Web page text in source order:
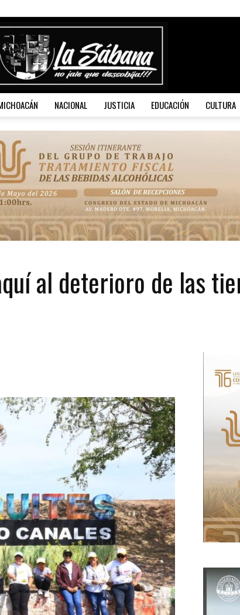
Sábana
NACIONAL JUSTICIA EDUCACIÓN CULTURA
al deterioro de las